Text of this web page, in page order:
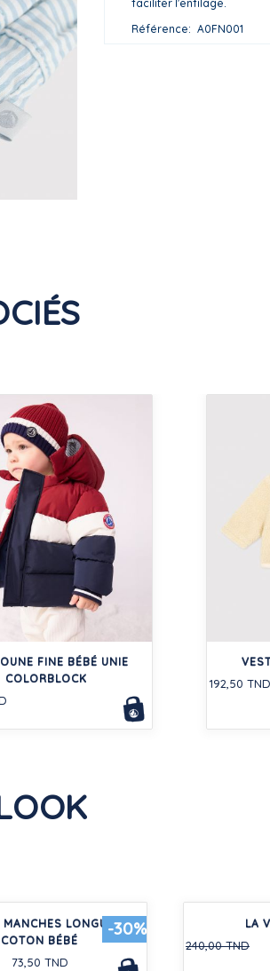
faciliter l'enfilage.
Référence
A0FN001
FINE BÉBÉ UNIE
COLORBLOCK
192,50 TND
-30%
LONGUES EN
COTON BÉBÉ
73,50 TND
LA
240,00 TND